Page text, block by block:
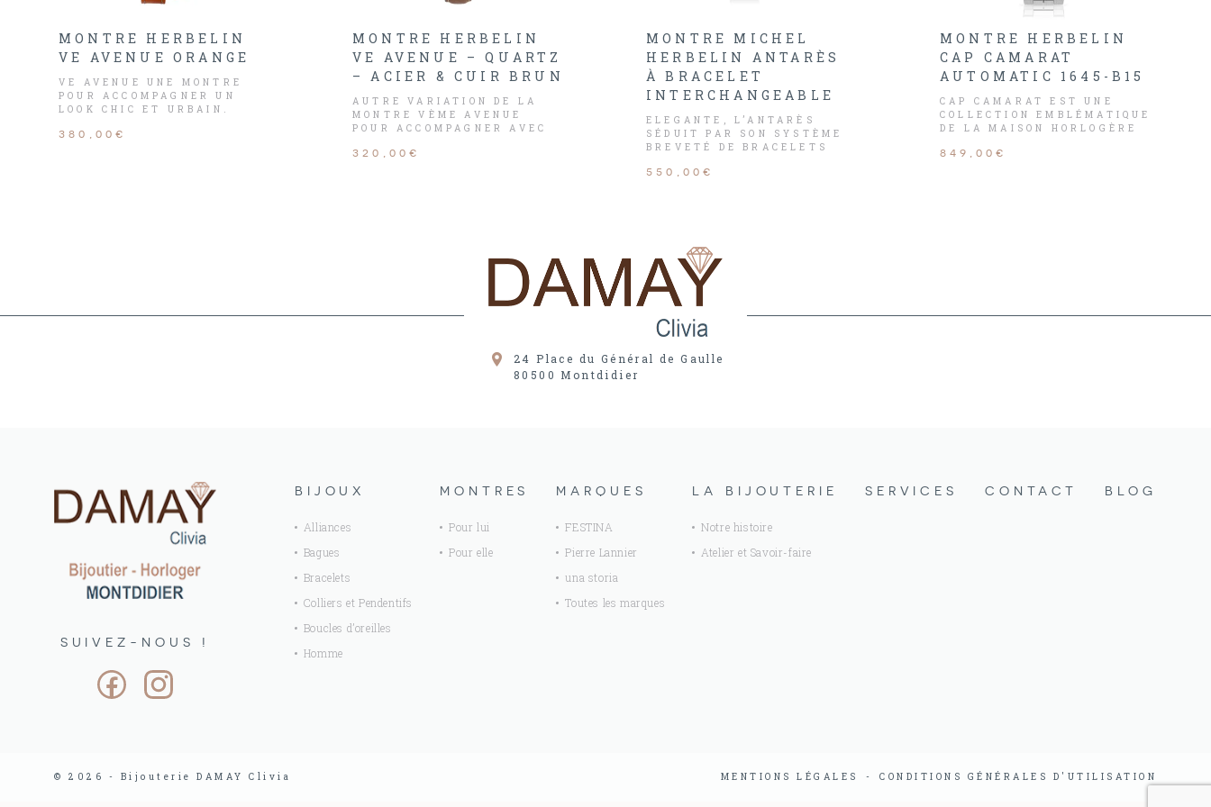
MONTRE HERBELIN
VE AVENUE ORANGE
VE AVENUE UNE MONTRE
POUR ACCOMPAGNER UN
LOOK CHIC ET URBAIN.
380,00€
MONTRE HERBELIN
VE AVENUE – QUARTZ
– ACIER & CUIR BRUN
AUTRE VARIATION DE LA
MONTRE VÈME AVENUE
POUR ACCOMPAGNER AVEC
ET CHIC !
320,00€
MONTRE MICHEL
HERBELIN ANTARÈS
À BRACELET
INTERCHANGEABLE
ELEGANTE, L’ANTARÈS
SÉDUIT PAR SON SYSTÈME
BREVETÉ DE BRACELETS
550,00€
MONTRE HERBELIN
CAP CAMARAT
AUTOMATIC 1645-B15
CAP CAMARAT EST UNE
COLLECTION EMBLÉMATIQUE
DE LA MAISON HORLOGÈRE
849,00€
24 Place du Général de Gaulle
80500 Montdidier
SUIVEZ-NOUS !
BIJOUX
Alliances
Bagues
Bracelets
Colliers et Pendentifs
Boucles d’oreilles
Homme
MONTRES
Pour lui
Pour elle
MARQUES
FESTINA
Pierre Lannier
una storia
Toutes les marques
LA BIJOUTERIE
Notre histoire
Atelier et Savoir-faire
SERVICES CONTACT BLOG
© 2026 - Bijouterie DAMAY Clivia MENTIONS LÉGALES CONDITIONS GÉNÉRALES D'UTILISATION